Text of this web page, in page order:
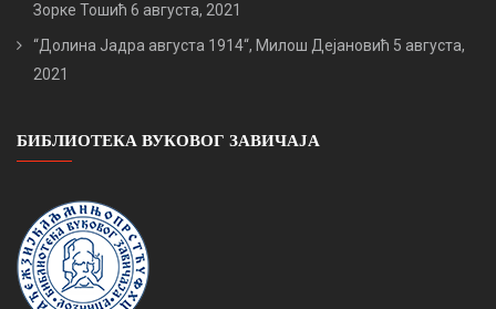
Зорке Тошић 6 августа, 2021
“Долина Јадра августа 1914“, Милош Дејановић 5 августа,
2021
БИБЛИОТЕКА ВУКОВОГ ЗАВИЧАЈА